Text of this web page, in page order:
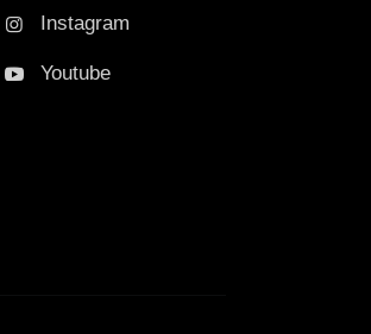
Instagram
Youtube